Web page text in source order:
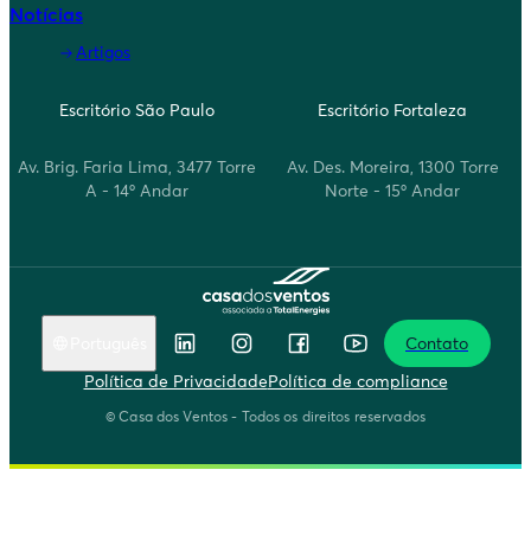
Notícias
Artigos
Escritório São Paulo
Av. Brig. Faria Lima, 3477 Torre
A - 14º Andar
Escritório Fortaleza
Av. Des. Moreira, 1300 Torre
Norte - 15º Andar
Política de PrivacidadePolítica de compliance
Português
Contato
© Casa dos Ventos - Todos os direitos reservados